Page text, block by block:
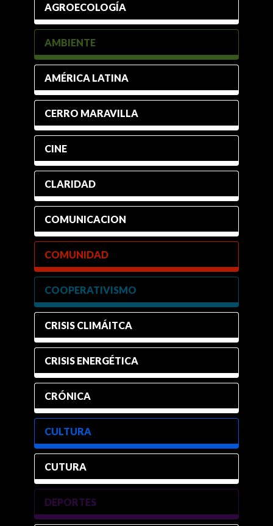
AGROECOLOGÍA
AMBIENTE
AMÉRICA LATINA
CERRO MARAVILLA
CINE
CLARIDAD
COMUNICACION
COMUNIDAD
COOPERATIVISMO
CRISIS CLIMÁITCA
CRISIS ENERGÉTICA
CRÓNICA
CULTURA
CUTURA
DEPORTES